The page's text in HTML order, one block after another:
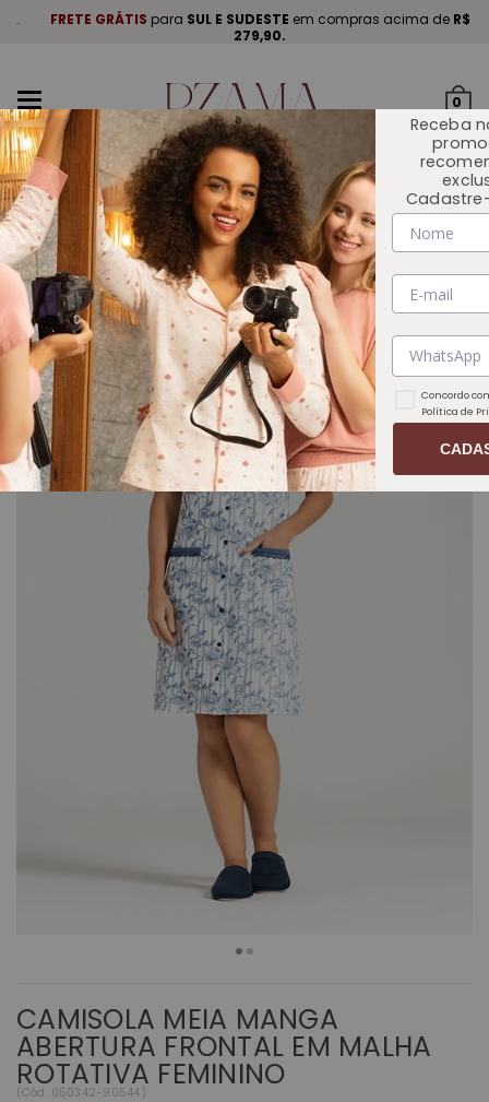
FRETE GRÁTISparaSUL E SUDESTEem compras acima deR$
279,90.
navegação
0
INÍCIO OUTLET 🏷️
CAMISOLA MEIA MANGA
ABERTURA FRONTAL EM MALHA
ROTATIVA FEMININO
(Cód. 050342-90544)
Receba
Concordo
Política de